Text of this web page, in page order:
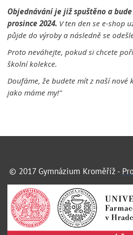
Objednávání je již spuštěno a bude
prosince 2024. V ten den se e-shop
půjde do výroby a následně se
Proto neváhejte, pokud si chcete
školní kolekce.
Doufáme, že budete mít z naší nové
jako máme my!"
© 2017 Gymnázium Kroměříž -